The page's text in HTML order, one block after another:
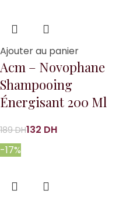
Ajouter au panier
Acm – Novophane
Shampooing
Énergisant 200 Ml
189DH132 DH
-17%